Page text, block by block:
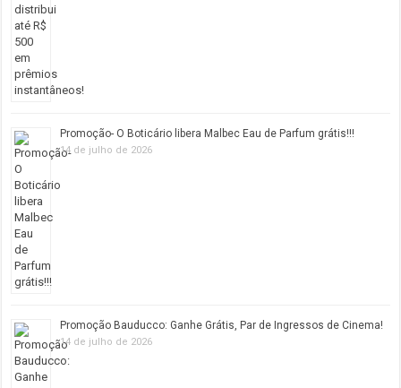
Promoção- O Boticário libera Malbec Eau de Parfum grátis!!!
14 de julho de 2026
Promoção Bauducco: Ganhe Grátis, Par de Ingressos de Cinema!
14 de julho de 2026